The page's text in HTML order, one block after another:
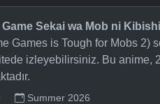
Sekai wa Mob ni
Games is Tough for Mobs 2)
izleyebilirsiniz. Bu anime,
Summer 2026